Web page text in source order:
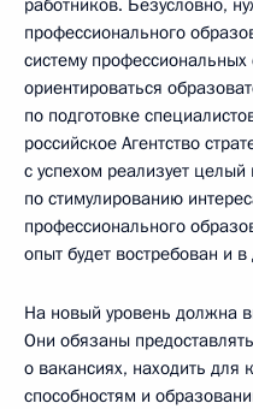
профессионального
систему профессиональных
ориентироваться
по подготовке
российское Агентство
с успехом реализует
по стимулированию
профессионального
опыт будет востребован и в
На новый уровень должна
Они обязаны
о вакансиях, находить для
способностям и